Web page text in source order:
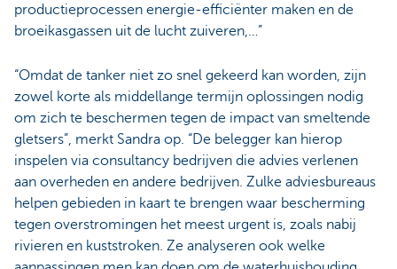
productieprocessen energie-efficiënter maken en de
broeikasgassen uit de lucht zuiveren,…”
“Omdat de tanker niet zo snel gekeerd kan worden, zijn
zowel korte als middellange termijn oplossingen nodig
om zich te beschermen tegen de impact van smeltende
gletsers”, merkt Sandra op. “De belegger kan hierop
inspelen via consultancy bedrijven die advies verlenen
aan overheden en andere bedrijven. Zulke adviesbureaus
helpen gebieden in kaart te brengen waar bescherming
tegen overstromingen het meest urgent is, zoals nabij
rivieren en kuststroken. Ze analyseren ook welke